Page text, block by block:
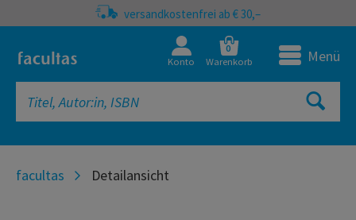
versandkostenfrei ab € 30,–
Konto
0
Warenkorb Menü
facultas Detailansicht